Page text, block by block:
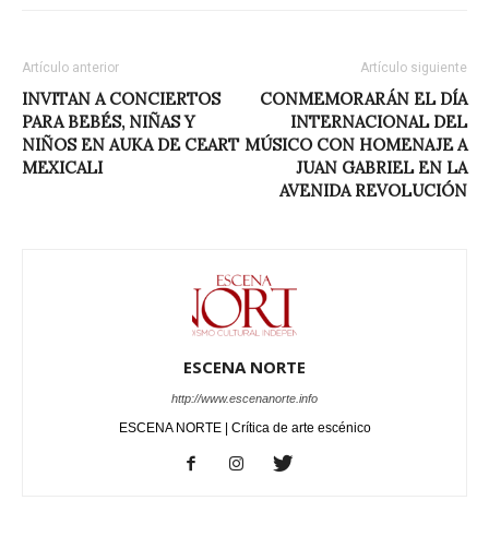
Artículo anterior
INVITAN A CONCIERTOS
PARA BEBÉS, NIÑAS Y
NIÑOS EN AUKA DE CEART
MEXICALI
Artículo siguiente
CONMEMORARÁN EL DÍA
INTERNACIONAL DEL
MÚSICO CON HOMENAJE A
JUAN GABRIEL EN LA
AVENIDA REVOLUCIÓN
ESCENA NORTE
http://www.escenanorte.info
ESCENA NORTE | Crítica de arte escénico